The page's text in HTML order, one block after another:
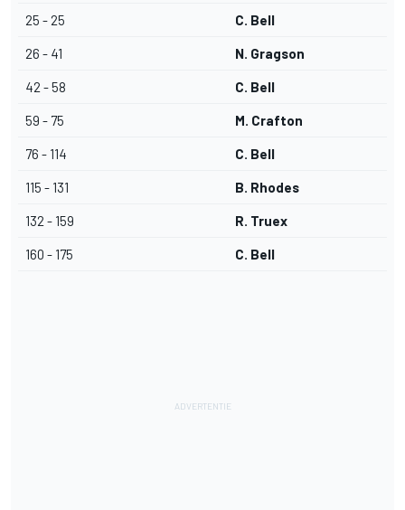
25 - 25 C. Bell
26 - 41 N. Gragson
42 - 58 C. Bell
59 - 75 M. Crafton
76 - 114 C. Bell
115 - 131 B. Rhodes
132 - 159 R. Truex
160 - 175 C. Bell